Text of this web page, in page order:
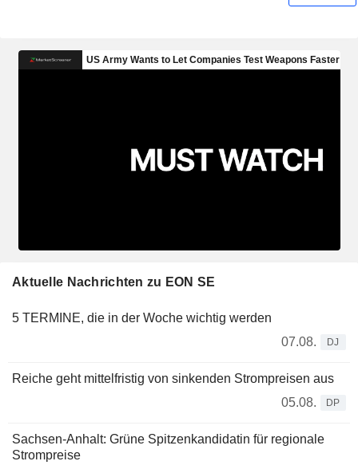
Aktuelle Nachrichten zu EON SE
5 TERMINE, die in der Woche wichtig werden
07.08.
DJ
Reiche geht mittelfristig von sinkenden Strompreisen aus
05.08.
DP
Sachsen-Anhalt: Grüne Spitzenkandidatin für regionale
Strompreise